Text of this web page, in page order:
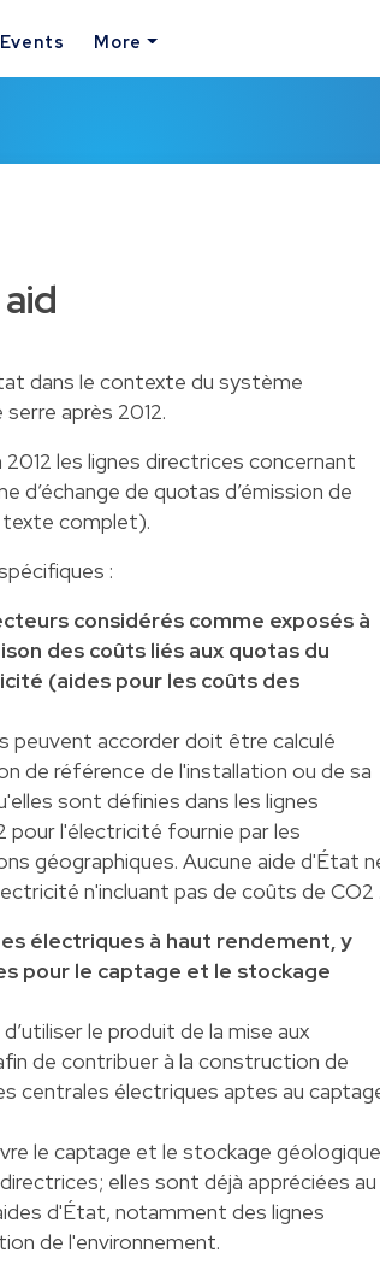
More
dans le contexte du système
après 2012.
les lignes directrices concernant
d’échange de quotas d’émission de
texte complet).
:
considérés comme exposés à
des coûts liés aux quotas du
(aides pour les coûts des
peuvent accorder doit être calculé
de référence de l'installation ou de sa
sont définies dans les lignes
pour l'électricité fournie par les
géographiques. Aucune aide d'État
n'incluant pas de coûts de CO2 .
électriques à haut rendement, y
pour le captage et le stockage
le produit de la mise aux
de contribuer à la construction de
centrales électriques aptes au
le captage et le stockage géologique
elles sont déjà appréciées au
d'État, notamment des lignes
de l'environnement.